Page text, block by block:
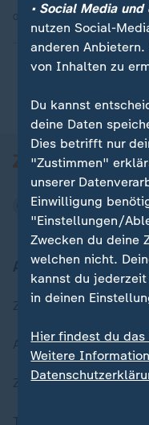
05.06.2025 | 1:19 min
Aktuell bei
Zuletzt veröffentlicht
Aktuelle Sendungs-
ZDFheute Stories
• Social Media
nutzen Social-
anderen
von Inhalten zu
Du kannst
deine Daten
Dies betrifft nur
"Zustimmen"
unserer
Einwilligung
"Einstellungen/
Zwecken du deine
welchen nicht.
kannst du
in deinen
Hier findest du
Weitere